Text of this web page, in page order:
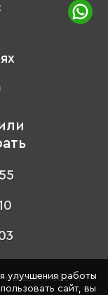
магазин мебели
улучшения работы
сайт, вы